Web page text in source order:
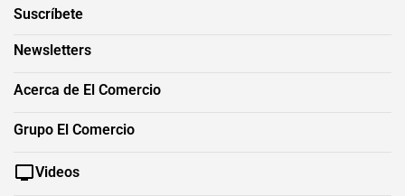
Suscríbete
Newsletters
Acerca de El Comercio
Grupo El Comercio
Videos